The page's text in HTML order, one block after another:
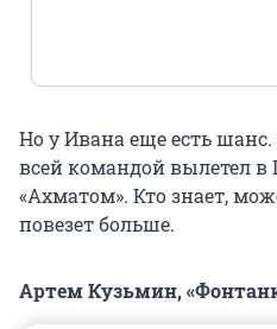
Но у Ивана еще есть шанс.
всей командой вылетел в
«Ахматом». Кто знает,
повезет больше.
Артем Кузьмин,